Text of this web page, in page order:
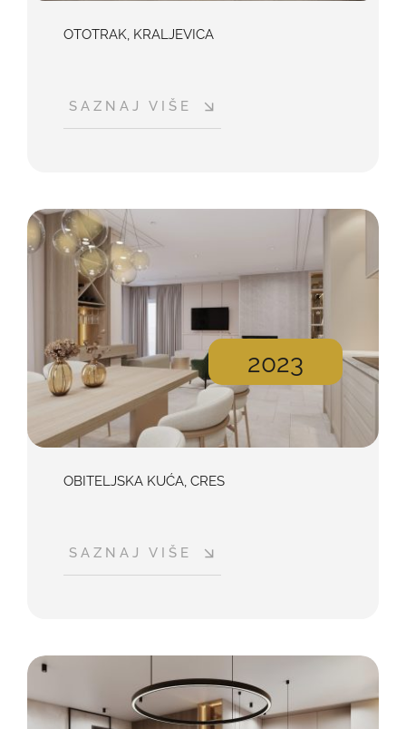
OTOTRAK, KRALJEVICA
SAZNAJ VIŠE
2023
OBITELJSKA KUĆA, CRES
SAZNAJ VIŠE